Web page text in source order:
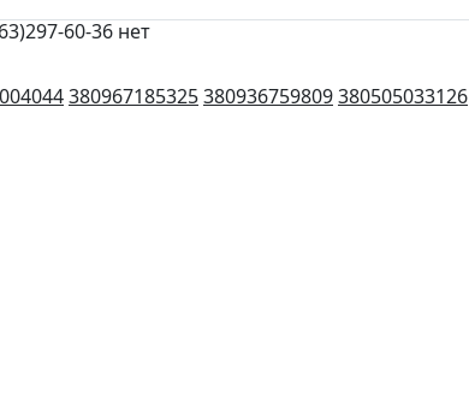
60-36 нет
380967185325380936759809380505033126